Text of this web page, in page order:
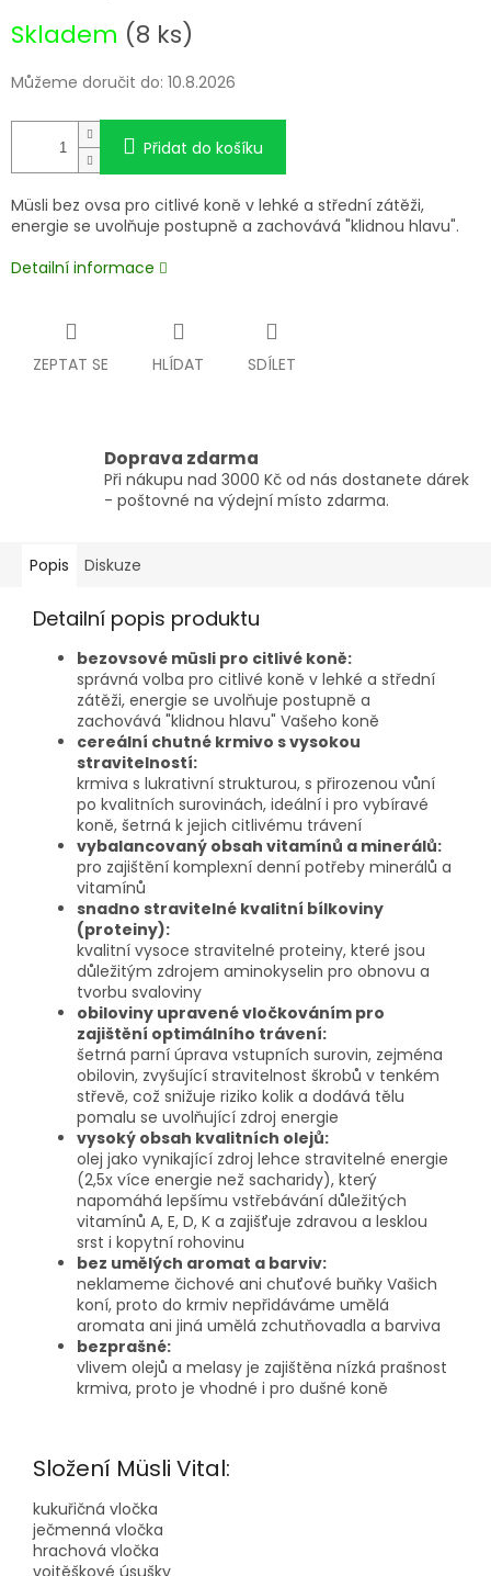
Skladem (8 ks)
Můžeme doručit do: 10.8.2026
Přidat do košíku
Müsli bez ovsa pro citlivé koně v lehké a střední zátěži,
energie se uvolňuje postupně a zachovává "klidnou hlavu".
Detailní informace
ZEPTAT SE HLÍDAT SDÍLET
Doprava zdarma
Při nákupu nad 3000 Kč od nás dostanete dárek
- poštovné na výdejní místo zdarma.
Popis Diskuze
Detailní popis produktu
bezovsové müsli pro citlivé koně:
správná volba pro citlivé koně v lehké a střední
zátěži, energie se uvolňuje postupně a
zachovává "klidnou hlavu" Vašeho koně
cereální chutné krmivo s vysokou
stravitelností:
krmiva s lukrativní strukturou, s přirozenou vůní
po kvalitních surovinách, ideální i pro vybíravé
koně, šetrná k jejich citlivému trávení
vybalancovaný obsah vitamínů a minerálů:
pro zajištění komplexní denní potřeby minerálů a
vitamínů
snadno stravitelné kvalitní bílkoviny
(proteiny):
kvalitní vysoce stravitelné proteiny, které jsou
důležitým zdrojem aminokyselin pro obnovu a
tvorbu svaloviny
obiloviny upravené vločkováním pro
zajištění optimálního trávení:
šetrná parní úprava vstupních surovin, zejména
obilovin, zvyšující stravitelnost škrobů v tenkém
střevě, což snižuje riziko kolik a dodává tělu
pomalu se uvolňující zdroj energie
vysoký obsah kvalitních olejů:
olej jako vynikající zdroj lehce stravitelné energie
(2,5x více energie než sacharidy), který
napomáhá lepšímu vstřebávání důležitých
vitamínů A, E, D, K a zajišťuje zdravou a lesklou
srst i kopytní rohovinu
bez umělých aromat a barviv:
neklameme čichové ani chuťové buňky Vašich
koní, proto do krmiv nepřidáváme umělá
aromata ani jiná umělá zchutňovadla a barviva
bezprašné:
vlivem olejů a melasy je zajištěna nízká prašnost
krmiva, proto je vhodné i pro dušné koně
Složení Müsli Vital:
kukuřičná vločka
ječmenná vločka
hrachová vločka
vojtěškové úsušky